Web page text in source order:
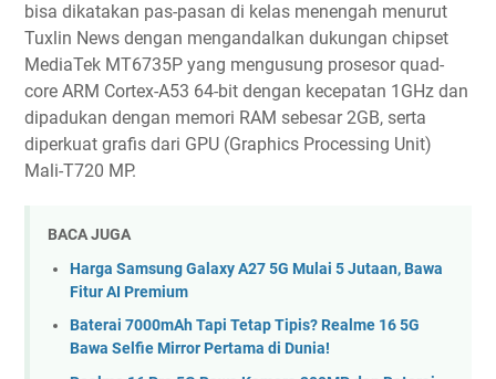
bisa dikatakan pas-pasan di kelas menengah menurut
Tuxlin News dengan mengandalkan dukungan chipset
MediaTek MT6735P yang mengusung prosesor quad-
core ARM Cortex-A53 64-bit dengan kecepatan 1GHz dan
dipadukan dengan memori RAM sebesar 2GB, serta
diperkuat grafis dari GPU (Graphics Processing Unit)
Mali-T720 MP.
BACA JUGA
Harga Samsung Galaxy A27 5G Mulai 5 Jutaan, Bawa
Fitur AI Premium
Baterai 7000mAh Tapi Tetap Tipis? Realme 16 5G
Bawa Selfie Mirror Pertama di Dunia!